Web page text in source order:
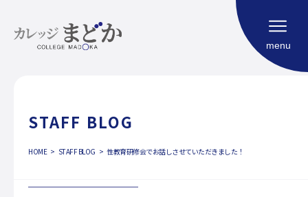
HOME
福祉型大学校
menu
STAFF BLOG
HOME STAFF BLOG 性教育研修会でお話しさせていただきました！